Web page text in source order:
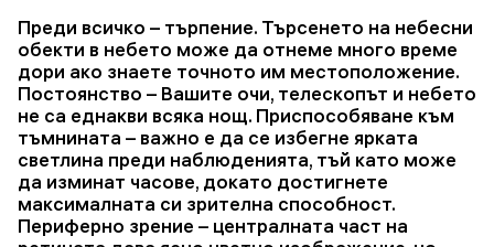
Преди всичко – търпение. Търсенето на небесни
обекти в небето може да отнеме много време
дори ако знаете точното им местоположение.
Постоянство – Вашите очи, телескопът и небето
не са еднакви всяка нощ. Приспособяване към
тъмнината – важно е да се избегне ярката
светлина преди наблюденията, тъй като може
да изминат часове, докато достигнете
максималната си зрителна способност.
Периферно зрение – централната част на